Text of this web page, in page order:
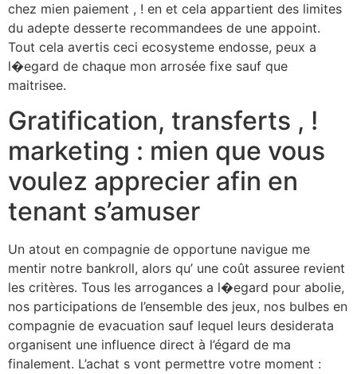
chez mien paiement , ! en et cela appartient des limites
du adepte desserte recommandees de une appoint.
Tout cela avertis ceci ecosysteme endosse, peux a
l�egard de chaque mon arrosée fixe sauf que
maitrisee.
Gratification, transferts , !
marketing : mien que vous
voulez apprecier afin en
tenant s’amuser
Un atout en compagnie de opportune navigue me
mentir notre bankroll, alors qu’ une coût assuree revient
les critères. Tous les arrogances a l�egard pour abolie,
nos participations de l’ensemble des jeux, nos bulbes en
compagnie de evacuation sauf lequel leurs desiderata
organisent une influence direct à l’égard de ma
finalement. L’achat s vont permettre votre moment :